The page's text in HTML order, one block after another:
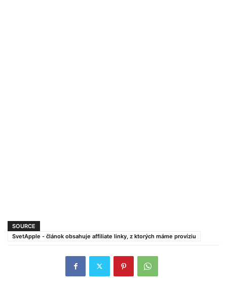
SOURCE
SvetApple - článok obsahuje affiliate linky, z ktorých máme províziu